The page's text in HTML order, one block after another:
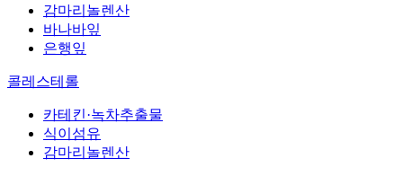
감마리놀렌산
바나바잎
은행잎
콜레스테롤
카테킨·녹차추출물
식이섬유
감마리놀렌산